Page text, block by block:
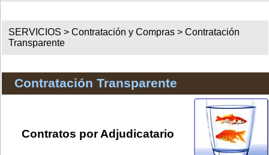
SERVICIOS >Contratación y Compras >Contratación
Transparente
Contratación Transparente
Contratos por Adjudicatario